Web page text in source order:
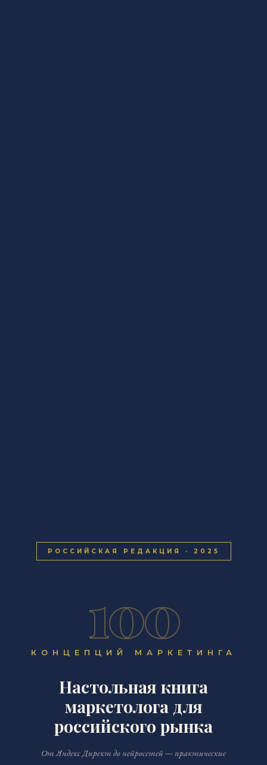
РОССИЙСКАЯ РЕДАКЦИЯ · 2025
100
КОНЦЕПЦИЙ МАРКЕТИНГА
Настольная книга
маркетолога для
российского рынка
От Яндекс Директ до нейросетей — практические